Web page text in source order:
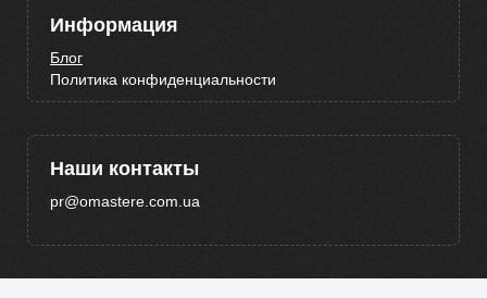
Информация
Блог
Политика конфиденциальности
Наши контакты
pr@omastere.com.ua